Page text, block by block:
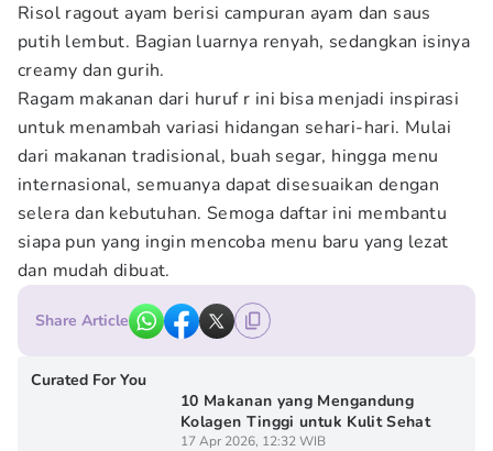
Risol ragout ayam berisi campuran ayam dan saus
putih lembut. Bagian luarnya renyah, sedangkan isinya
creamy dan gurih.
Ragam makanan dari huruf r ini bisa menjadi inspirasi
untuk menambah variasi hidangan sehari-hari. Mulai
dari makanan tradisional, buah segar, hingga menu
internasional, semuanya dapat disesuaikan dengan
selera dan kebutuhan. Semoga daftar ini membantu
siapa pun yang ingin mencoba menu baru yang lezat
dan mudah dibuat.
Share Article
Curated For You
10 Makanan yang Mengandung
Kolagen Tinggi untuk Kulit Sehat
17 Apr 2026, 12:32 WIB